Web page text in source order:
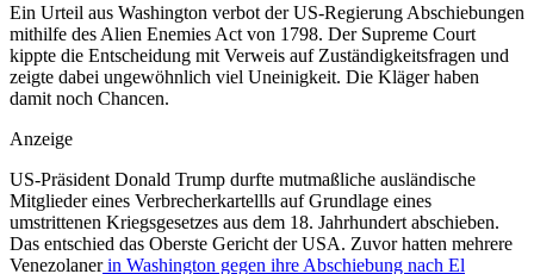
Ein Urteil aus Washington verbot der US-Regierung Abschiebungen
mithilfe des Alien Enemies Act von 1798. Der Supreme Court
kippte die Entscheidung mit Verweis auf Zuständigkeitsfragen und
zeigte dabei ungewöhnlich viel Uneinigkeit. Die Kläger haben
damit noch Chancen.
Anzeige
US-Präsident Donald Trump durfte mutmaßliche ausländische
Mitglieder eines Verbrecherkartellls auf Grundlage eines
umstrittenen Kriegsgesetzes aus dem 18. Jahrhundert abschieben.
Das entschied das Oberste Gericht der USA. Zuvor hatten mehrere
Venezolanerin Washington gegen ihre Abschiebung nach El